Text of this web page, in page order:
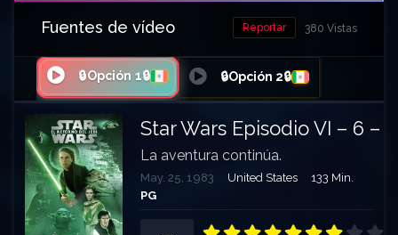
Fuentes de vídeo 380 Vistas
Reportar
🔒Opción 1🔒 🔒Opción 2🔒
Star Wars Episodio VI – 6 –
La aventura continúa.
May. 25, 1983 United States
133 Min.
PG